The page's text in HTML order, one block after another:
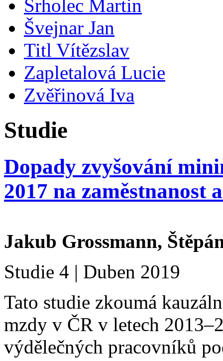
Srholec Martin
Švejnar Jan
Titl Vítězslav
Zapletalová Lucie
Zvěřinová Iva
Studie
Dopady zvyšování
2017 na zaměstnanost
Jakub Grossmann,
Studie 4 | Duben 2019
Tato studie zkoumá
mzdy v ČR v letech
výdělečných pracovníků